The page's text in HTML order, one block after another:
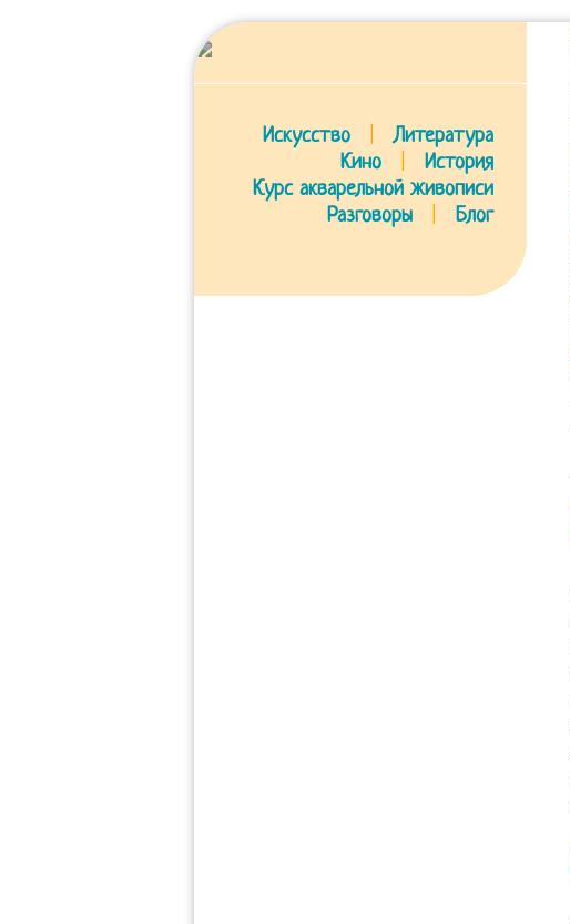
Искусство
Литература
Кино
История
Курс акварельной живописи
Разговоры
Блог